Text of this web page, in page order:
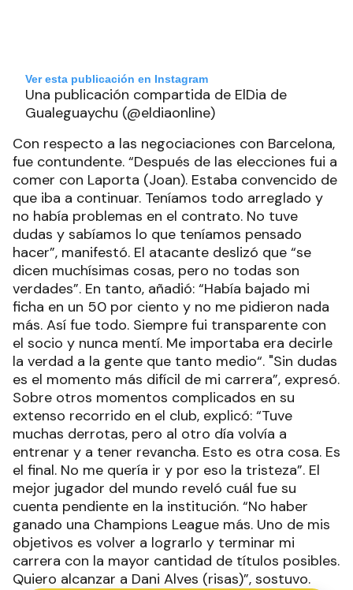
Ver esta publicación en Instagram
Una publicación compartida de ElDia de
Gualeguaychu (@eldiaonline)
Con respecto a las negociaciones con Barcelona,
fue contundente. “Después de las elecciones fui a
comer con Laporta (Joan). Estaba convencido de
que iba a continuar. Teníamos todo arreglado y
no había problemas en el contrato. No tuve
dudas y sabíamos lo que teníamos pensado
hacer”, manifestó. El atacante deslizó que “se
dicen muchísimas cosas, pero no todas son
verdades”. En tanto, añadió: “Había bajado mi
ficha en un 50 por ciento y no me pidieron nada
más. Así fue todo. Siempre fui transparente con
el socio y nunca mentí. Me importaba era decirle
la verdad a la gente que tanto medio“. "Sin dudas
es el momento más difícil de mi carrera”, expresó.
Sobre otros momentos complicados en su
extenso recorrido en el club, explicó: “Tuve
muchas derrotas, pero al otro día volvía a
entrenar y a tener revancha. Esto es otra cosa. Es
el final. No me quería ir y por eso la tristeza”. El
mejor jugador del mundo reveló cuál fue su
cuenta pendiente en la institución. “No haber
ganado una Champions League más. Uno de mis
objetivos es volver a lograrlo y terminar mi
carrera con la mayor cantidad de títulos posibles.
Quiero alcanzar a Dani Alves (risas)”, sostuvo.